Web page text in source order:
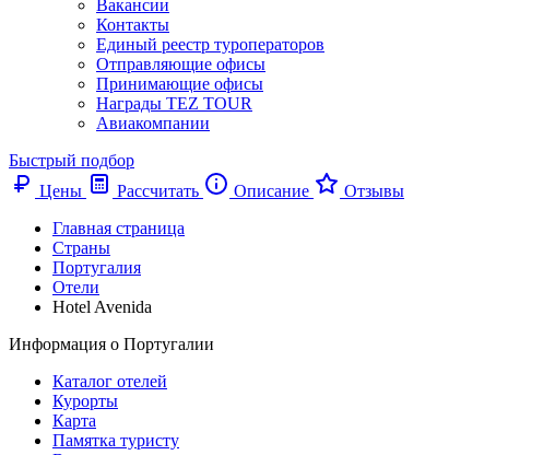
Вакансии
Контакты
Единый реестр туроператоров
Отправляющие офисы
Принимающие офисы
Награды TEZ TOUR
Авиакомпании
Быстрый подбор
Цены
Рассчитать Описание
Отзывы
Главная страница
Cтраны
Португалия
Отели
Hotel Avenida
Информация о Португалии
Каталог отелей
Курорты
Карта
Памятка туристу